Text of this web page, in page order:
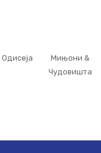
Одисеја
Мињони &
Чудовишта